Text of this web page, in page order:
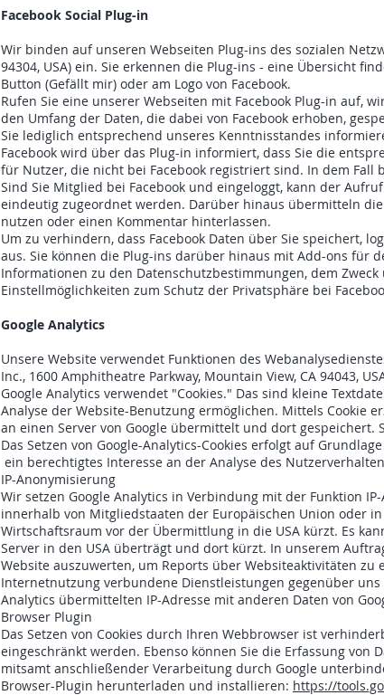
Facebook Social Plug-in
Wir binden auf unseren Webseiten Plug-ins des sozialen
94304, USA) ein. Sie erkennen die Plug-ins - eine Übersicht
Button (Gefällt mir) oder am Logo von Facebook.
Rufen Sie eine unserer Webseiten mit Facebook Plug-in auf,
den Umfang der Daten, die dabei von Facebook erhoben,
Sie lediglich entsprechend unseres Kenntnisstandes
Facebook wird über das Plug-in informiert, dass Sie die
für Nutzer, die nicht bei Facebook registriert sind. In dem Fall
Sind Sie Mitglied bei Facebook und eingeloggt, kann der
eindeutig zugeordnet werden. Darüber hinaus übermitteln
nutzen oder einen Kommentar hinterlassen.
Um zu verhindern, dass Facebook Daten über Sie speichert,
aus. Sie können die Plug-ins darüber hinaus mit Add-ons für
Informationen zu den Datenschutzbestimmungen, dem
Einstellmöglichkeiten zum Schutz der Privatsphäre bei
Google Analytics
Unsere Website verwendet Funktionen des
Inc., 1600 Amphitheatre Parkway, Mountain View, CA 94043,
Google Analytics verwendet "Cookies." Das sind kleine
Analyse der Website-Benutzung ermöglichen. Mittels Cookie
an einen Server von Google übermittelt und dort gespeichert.
Das Setzen von Google-Analytics-Cookies erfolgt auf
ein berechtigtes Interesse an der Analyse des
IP-Anonymisierung
Wir setzen Google Analytics in Verbindung mit der Funktion
innerhalb von Mitgliedstaaten der Europäischen Union oder
Wirtschaftsraum vor der Übermittlung in die USA kürzt. Es
Server in den USA überträgt und dort kürzt. In unserem
Website auszuwerten, um Reports über Websiteaktivitäten
Internetnutzung verbundene Dienstleistungen gegenüber
Analytics übermittelten IP-Adresse mit anderen Daten von
Browser Plugin
Das Setzen von Cookies durch Ihren Webbrowser ist
eingeschränkt werden. Ebenso können Sie die Erfassung
mitsamt anschließender Verarbeitung durch Google
Browser-Plugin herunterladen und installieren: https://